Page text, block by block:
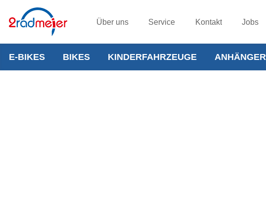
Über uns Service Kontakt Jobs
E-BIKES BIKES KINDERFAHRZEUGE ANHÄNGER